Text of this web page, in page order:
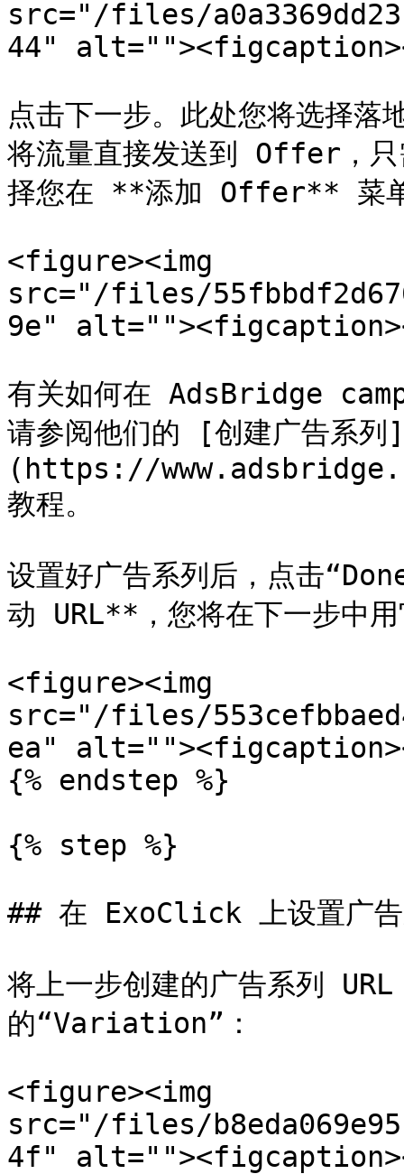
src="/files/
44"
点击下一步。此处您将选择
将流量直接发送到 Offer，
择您在 **添加 Offer** 菜
<figure><img
src="/files/
9e"
有关如何在 AdsBridge
请参阅他们的 [创建广告系列]
(https://
教程。
设置好广告系列后，点击
动 URL**，您将在下一步中
<figure><img
src="/files/
ea"
{% endstep %}
{% step %}
## 在 ExoClick 上设置广告
将上一步创建的广告系列
的“Variation”：
<figure><img
src="/files/
4f"